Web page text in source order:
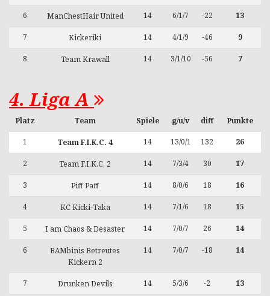
6 ManChestHair United 14 6/1/7 -22 13
7 Kickeriki 14 4/1/9 -46 9
8 Team Krawall 14 3/1/10 -56 7
4. Liga A
Platz Team Spiele g/u/v diff Punkte
1 Team F.I.K.C. 4 14 13/0/1 132 26
2 Team F.I.K.C. 2 14 7/3/4 30 17
3 Piff Paff 14 8/0/6 18 16
4 KC Kicki-Taka 14 7/1/6 18 15
5 I am Chaos & Desaster 14 7/0/7 26 14
6
BAMbinis Betreutes
Kickern 2
14 7/0/7 -18 14
7 Drunken Devils 14 5/3/6 -2 13